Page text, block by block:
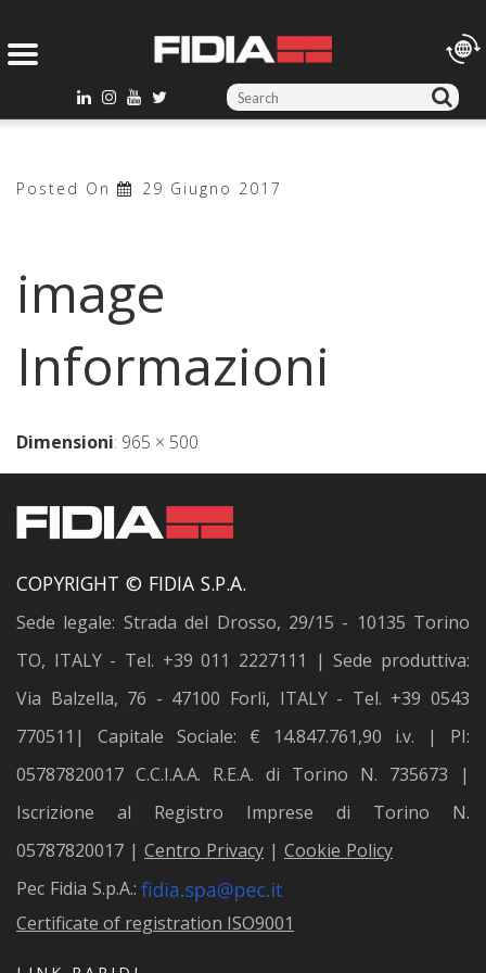
S
e
c
Posted On 29 Giugno 2017
image
Informazioni
Dimensioni: 965 × 500
COPYRIGHT © FIDIA S.P.A.
Sede legale: Strada del Drosso, 29/15 - 10135 Torino
TO, ITALY - Tel. +39 011 2227111 | Sede produttiva:
Via Balzella, 76 - 47100 Forlì, ITALY - Tel. +39 0543
770511| Capitale Sociale: € 14.847.761,90 i.v. | PI:
05787820017 C.C.I.A.A. R.E.A. di Torino N. 735673 |
Iscrizione al Registro Imprese di Torino N.
05787820017 | Centro Privacy | Cookie Policy
Pec Fidia S.p.A.:
Certificate of registration ISO9001